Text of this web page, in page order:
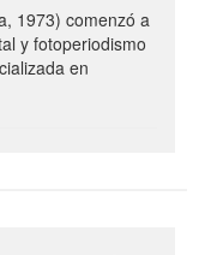
1973) comenzó a
y fotoperiodismo
en